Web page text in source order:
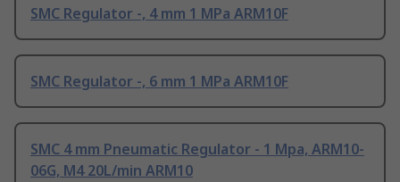
SMC Regulator -, 4 mm 1 MPa ARM10F
SMC Regulator -, 6 mm 1 MPa ARM10F
SMC 4 mm Pneumatic Regulator - 1 Mpa, ARM10-
06G, M4 20L/min ARM10